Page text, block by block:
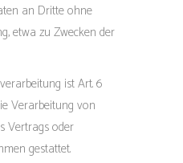
an Dritte ohne
etwa zu Zwecken der
ist Art. 6
Verarbeitung von
Vertrags oder
gestattet.